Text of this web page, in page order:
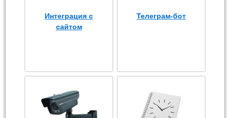
Интеграция с
сайтом
Телеграм-бот